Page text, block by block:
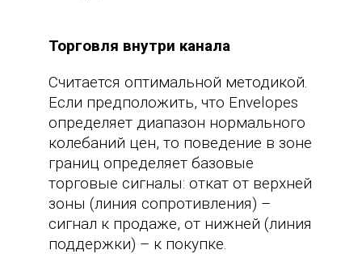
Торговля внутри канала
Считается оптимальной методикой.
Если предположить, что Envelopes
определяет диапазон нормального
колебаний цен, то поведение в зоне
границ определяет базовые
торговые сигналы: откат от верхней
зоны (линия сопротивления) –
сигнал к продаже, от нижней (линия
поддержки) – к покупке.